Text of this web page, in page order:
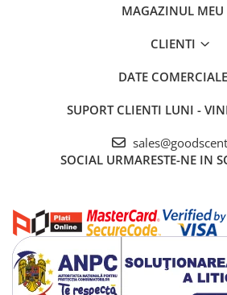
MAGAZINUL MEU
CLIENTI
DATE COMERCIALE
SUPORT CLIENTI LUNI -
SOCIAL URMARESTE-NE IN